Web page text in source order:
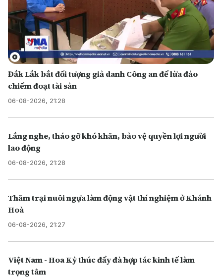
Đắk Lắk bắt đối tượng giả danh Công an để lừa đảo
chiếm đoạt tài sản
06-08-2026, 21:28
Lắng nghe, tháo gỡ khó khăn, bảo vệ quyền lợi người
lao động
06-08-2026, 21:28
Thăm trại nuôi ngựa làm động vật thí nghiệm ở Khánh
Hoà
06-08-2026, 21:27
Việt Nam - Hoa Kỳ thúc đẩy đà hợp tác kinh tế làm
trọng tâm